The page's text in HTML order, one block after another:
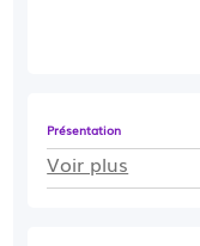
Présentation
Voir plus